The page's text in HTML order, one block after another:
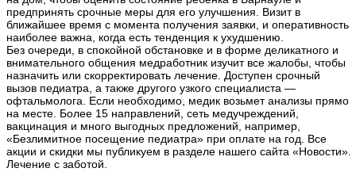
предпринять срочные меры для его улучшения. Визит в
ближайшее время с момента получения заявки, и оперативность
наиболее важна, когда есть тенденция к ухудшению.
Без очереди, в спокойной обстановке и в форме деликатного и
внимательного общения медработник изучит все жалобы, чтобы
назначить или скорректировать лечение. Доступен срочный
вызов педиатра, а также другого узкого специалиста —
офтальмолога. Если необходимо, медик возьмет анализы прямо
на месте. Более 15 направлений, сеть медучреждений,
вакцинация и много выгодных предложений, например,
«Безлимитное посещение педиатра» при оплате на год. Все
акции и скидки мы публикуем в разделе нашего сайта «Новости».
Лечение с заботой.